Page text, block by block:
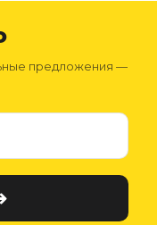
предложения —